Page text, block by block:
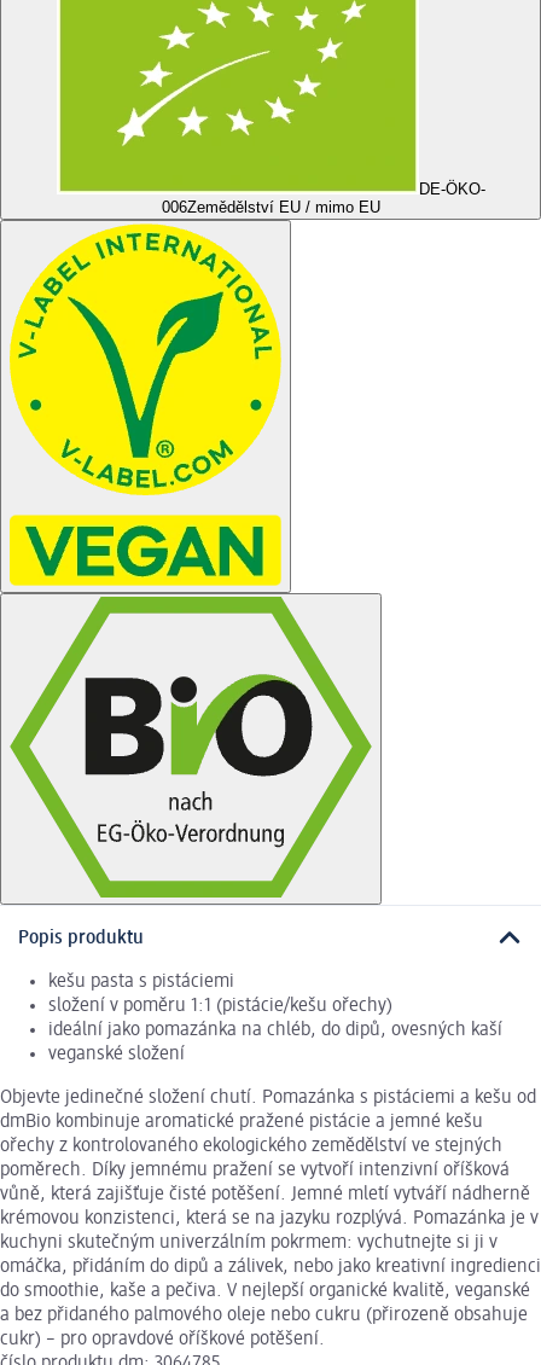
DE-ÖKO-
006Zemědělství EU / mimo EU
Popis produktu
kešu pasta s pistáciemi
složení v poměru 1:1 (pistácie/kešu ořechy)
ideální jako pomazánka na chléb, do dipů, ovesných kaší
veganské složení
Objevte jedinečné složení chutí. Pomazánka s pistáciemi a kešu od
dmBio kombinuje aromatické pražené pistácie a jemné kešu
ořechy z kontrolovaného ekologického zemědělství ve stejných
poměrech. Díky jemnému pražení se vytvoří intenzivní oříšková
vůně, která zajišťuje čisté potěšení. Jemné mletí vytváří nádherně
krémovou konzistenci, která se na jazyku rozplývá. Pomazánka je v
kuchyni skutečným univerzálním pokrmem: vychutnejte si ji v
omáčka, přidáním do dipů a zálivek, nebo jako kreativní ingredienci
do smoothie, kaše a pečiva. V nejlepší organické kvalitě, veganské
a bez přidaného palmového oleje nebo cukru (přirozeně obsahuje
cukr) – pro opravdové oříškové potěšení.